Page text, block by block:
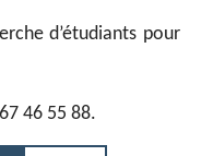
d’étudiants pour
46 55 88.